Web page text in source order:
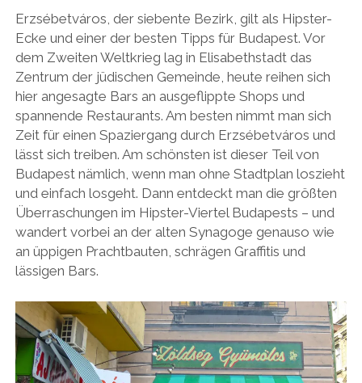
Erzsébetváros, der siebente Bezirk, gilt als Hipster-
Ecke und einer der besten Tipps für Budapest. Vor
dem Zweiten Weltkrieg lag in Elisabethstadt das
Zentrum der jüdischen Gemeinde, heute reihen sich
hier angesagte Bars an ausgeflippte Shops und
spannende Restaurants. Am besten nimmt man sich
Zeit für einen Spaziergang durch Erzsébetváros und
lässt sich treiben. Am schönsten ist dieser Teil von
Budapest nämlich, wenn man ohne Stadtplan loszieht
und einfach losgeht. Dann entdeckt man die größten
Überraschungen im Hipster-Viertel Budapests – und
wandert vorbei an der alten Synagoge genauso wie
an üppigen Prachtbauten, schrägen Graffitis und
lässigen Bars.